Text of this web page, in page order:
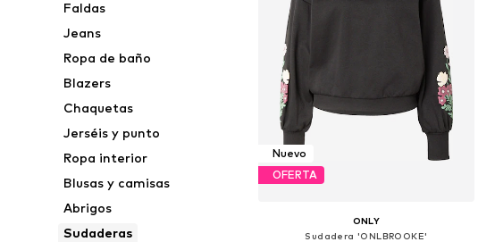
Faldas
Jeans
Ropa de baño
Blazers
Chaquetas
Jerséis y punto
Ropa interior
Blusas y camisas
Abrigos
Sudaderas
Nuevo
OFERTA
ONLY
Sudadera 'ONLBROOKE'